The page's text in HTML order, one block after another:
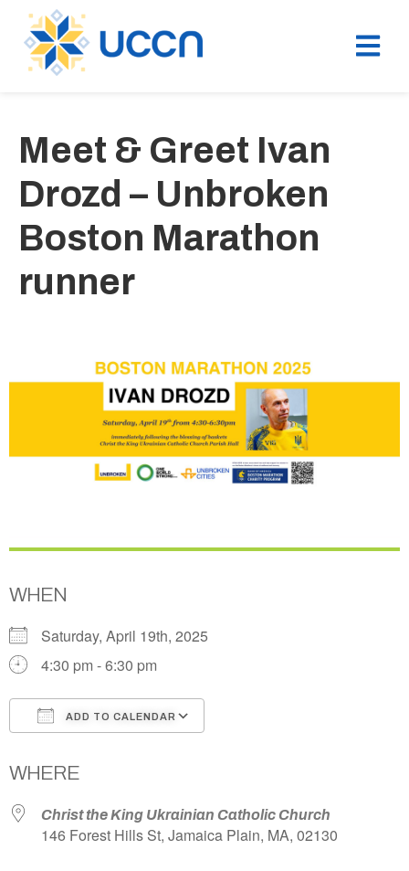
Meet & Greet Ivan
Drozd – Unbroken
Boston Marathon
runner
WHEN
Saturday, April 19th, 2025
4:30 pm - 6:30 pm
ADD TO CALENDAR
WHERE
Christ the King Ukrainian Catholic Church
146 Forest Hills St, Jamaica Plain, MA, 02130